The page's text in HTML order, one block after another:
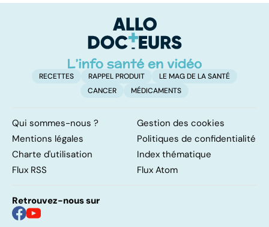
ventre plat
RECETTES RAPPEL PRODUIT
LE MAG DE LA SANTÉ
CANCER
MÉDICAMENTS
Qui sommes-nous ?
Gestion des cookies
Mentions légales
Politiques de confidentialité
Charte d'utilisation
Index thématique
Flux RSS
Flux Atom
Retrouvez-nous sur